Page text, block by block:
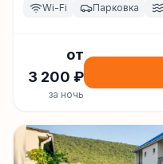
Wi-Fi Парковка
от
3 200 ₽
за ночь